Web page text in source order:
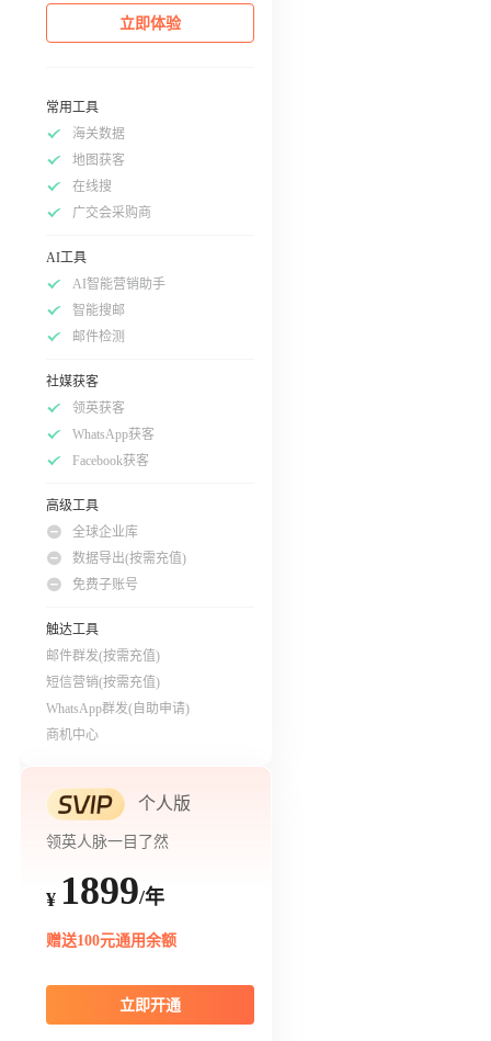
立即体验
常用工具
海关数据
地图获客
在线搜
广交会采购商
AI工具
AI智能营销助手
智能搜邮
邮件检测
社媒获客
领英获客
WhatsApp获客
Facebook获客
高级工具
全球企业库
数据导出(按需充值)
免费子账号
触达工具
邮件群发(按需充值)
短信营销(按需充值)
WhatsApp群发(自助申请)
商机中心
个人版
领英人脉一目了然
¥ 1899/年
赠送100元通用余额
立即开通